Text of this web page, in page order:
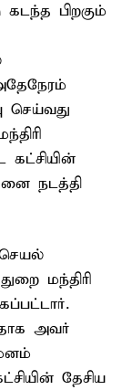
பிறகும்
செய்வது
கட்சியின்
நடத்தி
மந்திரி
அவர்
தேசிய